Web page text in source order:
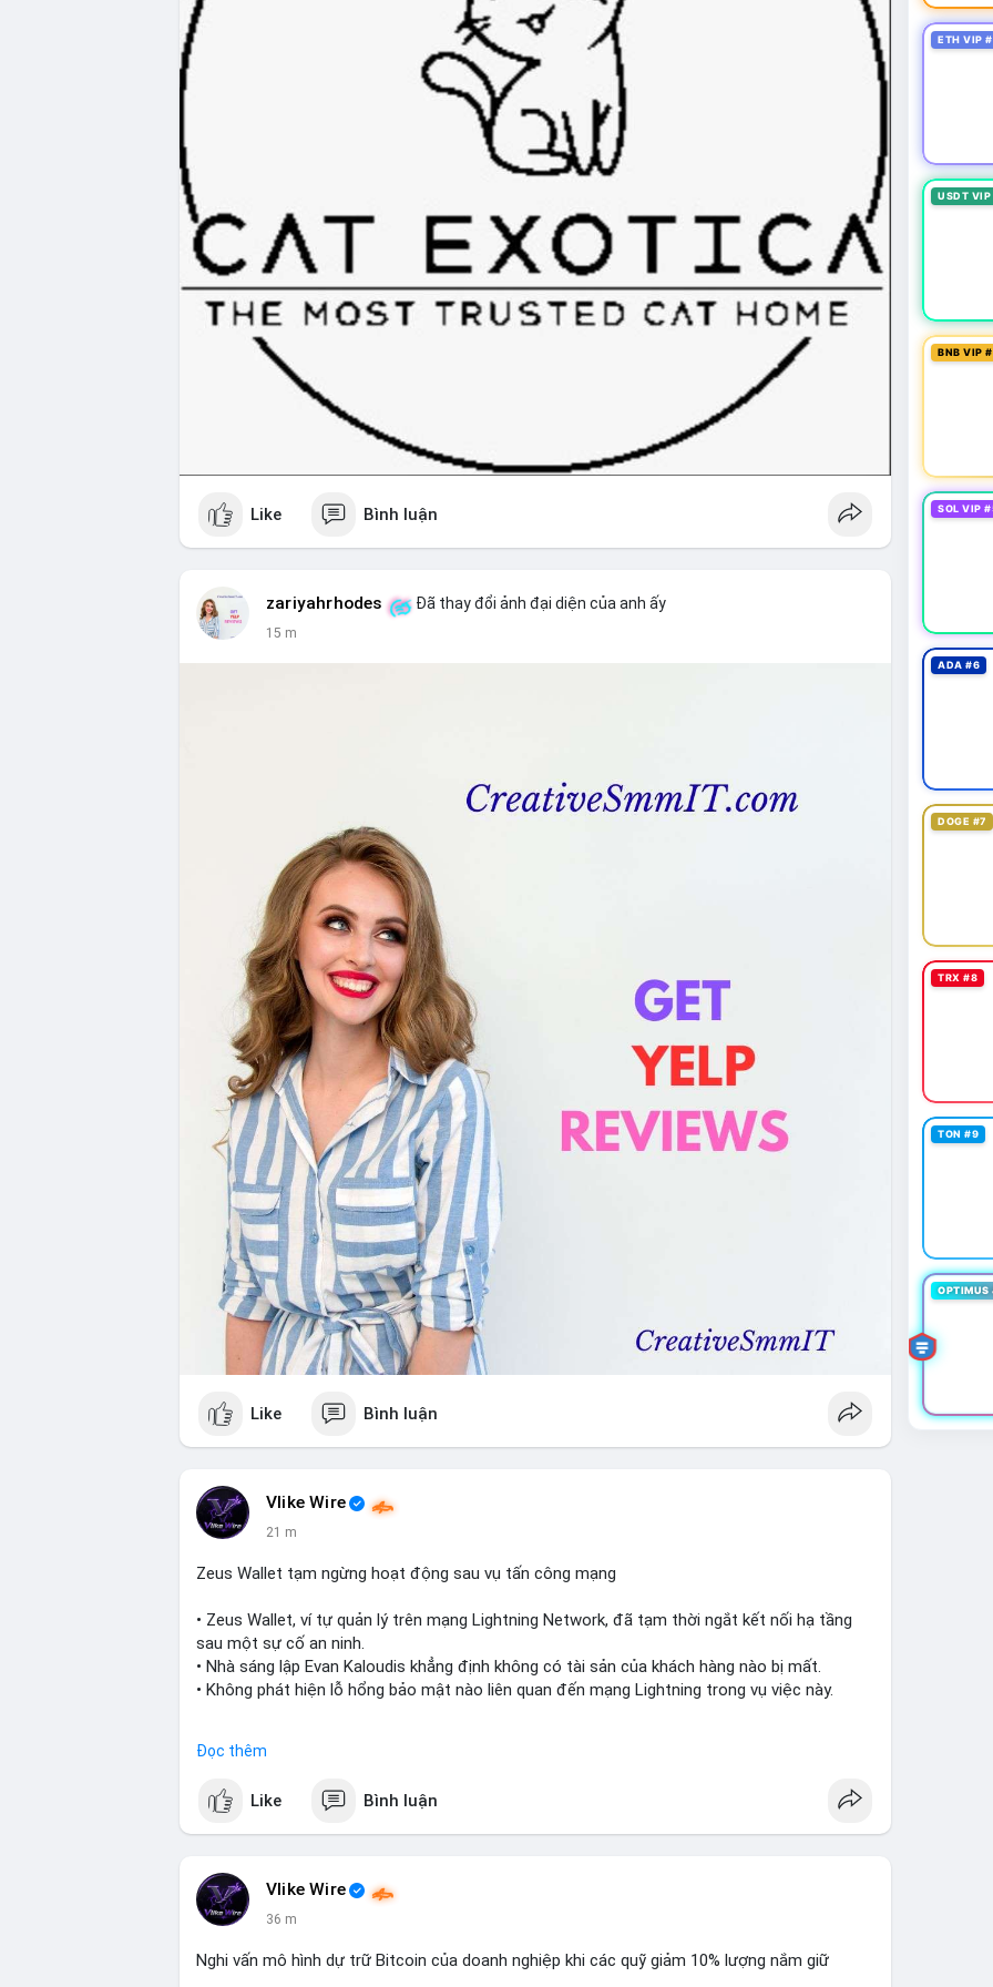
Like Bình luận
zariyahrhodes Đã thay đổi ảnh đại diện của anh ấy
15 m
Like Bình luận
Vlike Wire
21 m
Zeus Wallet tạm ngừng hoạt động sau vụ tấn công mạng
• Zeus Wallet, ví tự quản lý trên mạng Lightning Network, đã tạm thời ngắt kết nối hạ tầng
sau một sự cố an ninh.
• Nhà sáng lập Evan Kaloudis khẳng định không có tài sản của khách hàng nào bị mất.
• Không phát hiện lỗ hổng bảo mật nào liên quan đến mạng Lightning trong vụ việc này.
#vlikevn #titanbot
📰 Nguồn: Cointelegraph
Đọc thêm
Like Bình luận
Vlike Wire
36 m
Nghi vấn mô hình dự trữ Bitcoin của doanh nghiệp khi các quỹ giảm 10% lượng nắm giữ
ETH VIP
USDT
BNB VIP
SOL VIP
ADA #6
DOGE #7
TRX #8
TON #9
OPTIMUS